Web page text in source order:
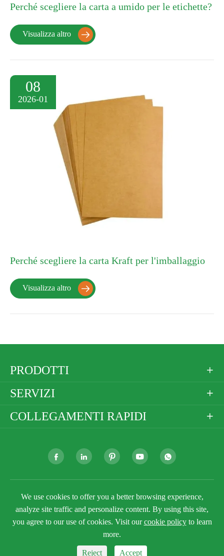
Perché scegliere la carta a umido per le etichette?
Visualizza altro 
08
2026-01
Perché scegliere la carta Kraft per l'imballaggio
Visualizza altro 
PRODOTTI 
SERVIZI 
COLLEGAMENTI RAPIDI 
    
Copyright ©Golden Paper Company LimitedTutti i
diritti riservati.
Sitemap
Politica sulla Privacy

We use cookies to offer you a better browsing experience,
analyze site traffic and personalize content. By using this site,
you agree to our use of cookies. Visit ourcookie policyto learn
more.
Reject Accept